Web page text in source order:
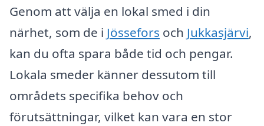
Genom att välja en lokal smed i din
närhet, som de i Jössefors och Jukkasjärvi,
kan du ofta spara både tid och pengar.
Lokala smeder känner dessutom till
områdets specifika behov och
förutsättningar, vilket kan vara en stor